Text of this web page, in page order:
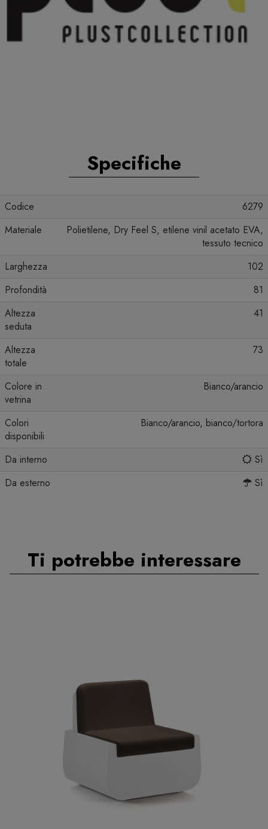
Specifiche
Codice
6279
Materiale
Polietilene, Dry Feel S, etilene vinil acetato EVA,
tessuto tecnico
Larghezza
102
Profondità
81
Altezza
seduta
41
Altezza
totale
73
Colore in
vetrina
Bianco/arancio
Colori
disponibili
Bianco/arancio, bianco/tortora
Da interno
Sì
Da esterno
Sì
Ti potrebbe interessare